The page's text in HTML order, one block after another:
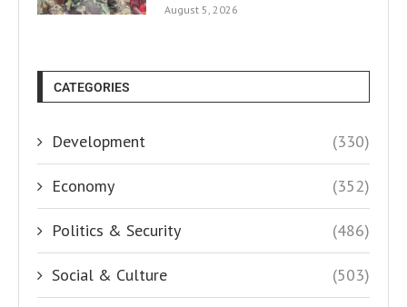
August 5, 2026
CATEGORIES
Development (330)
Economy (352)
Politics & Security (486)
Social & Culture (503)